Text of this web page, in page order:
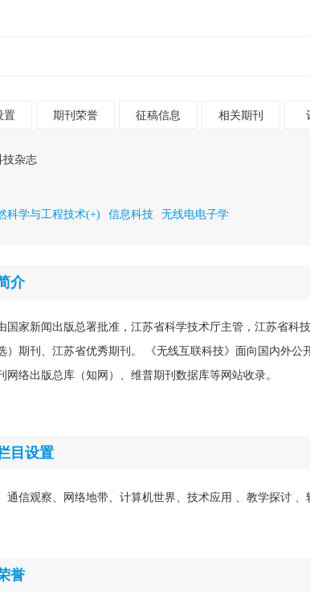
置 期刊荣誉 征稿信息 相关期刊
技杂志
科学与工程技术(+) 信息科技 无线电电子学
介
国家新闻出版总署批准，江苏省科学技术厅主管，江苏省科
）期刊、江苏省优秀期刊。 《无线互联科技》面向国内外公
网络出版总库（知网）、维普期刊数据库等网站收录。
目设置
通信观察、网络地带、计算机世界、技术应用 、教学探讨 、
誉